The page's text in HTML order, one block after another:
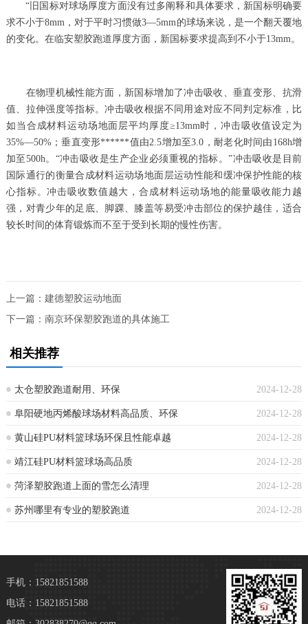
“旧国标对球场厚度方面没有过多阐释和具体要求，新国标明确要
求不小于8mm，对于平时习惯做3—5mm的球场来说，是一个翻天覆地
的变化。在临安塑胶跑道厚度方面，新国标要求提高到不小于13mm。
在物理机械性能方面，新国标增加了冲击吸收、垂直变形、抗滑
值、拉伸强度等指标。冲击吸收根据不同用途对应不同判定标准，比
如当合成材料运动场地面层平均厚度≥13mm时，冲击吸收值设定为
35%—50%；垂直变形******值由2.5增加至3.0，耐老化时间由168h增
加至500h。“冲击吸收是生产企业必须重视的指标。”冲击吸收是目前
国际通行的衡量合成材料运动场地面层运动性能和缓冲保护性能的核
心指标。冲击吸收数值越大，合成材料运动场地的能量吸收能力越
强，对青少年的足底、脚踝、膝盖等易受冲击部位的保护越佳，适合
较长时间的体育锻炼而不至于受到长期的慢性伤害。
上一篇： 建德塑胶运动地面
下一篇： 南京环保塑胶跑道的具体施工
相关推荐
2024-12-28
太仓塑胶跑道耐用、环保
2024-12-28
阜阳硬地丙烯酸球场材料高品质、环保
2024-12-28
黄山硅PU材料篮球场环保且性能卓越
2024-12-28
靖江硅PU材料篮球场高品质
2024-12-28
菏泽塑胶跑道上面的雪怎么清理
2024-12-28
苏州哪里有专业的塑胶跑道
手机：15821851588
电话：15821851588